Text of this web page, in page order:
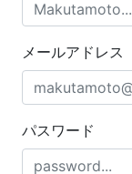
メールアドレス
パスワード